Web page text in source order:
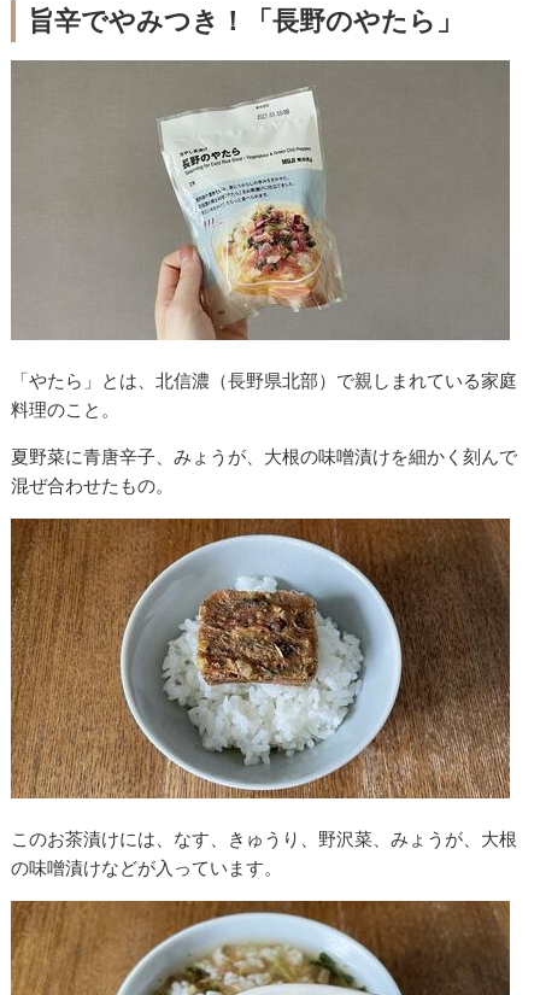
旨辛でやみつき！「長野のやたら」
「やたら」とは、北信濃（長野県北部）で親しまれている家庭
料理のこと。
夏野菜に青唐辛子、みょうが、大根の味噌漬けを細かく刻んで
混ぜ合わせたもの。
このお茶漬けには、なす、きゅうり、野沢菜、みょうが、大根
の味噌漬けなどが入っています。